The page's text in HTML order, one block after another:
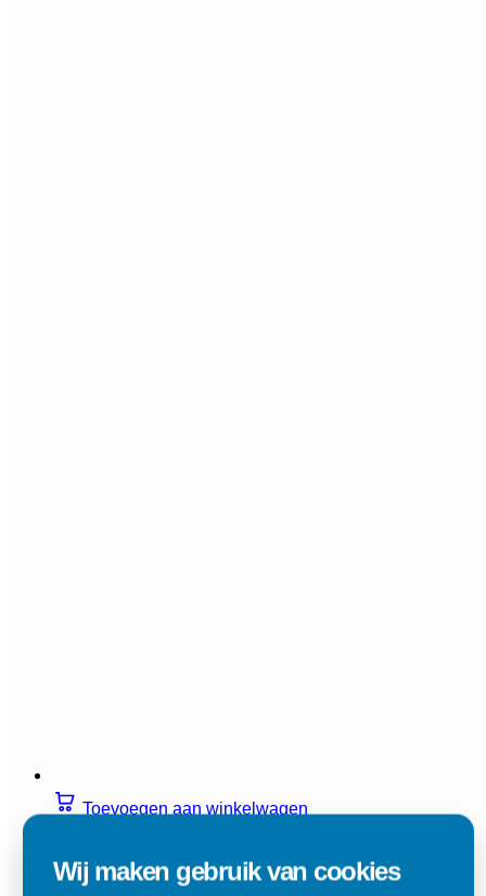
Toevoegen aan winkelwagen
Wij maken gebruik van cookies